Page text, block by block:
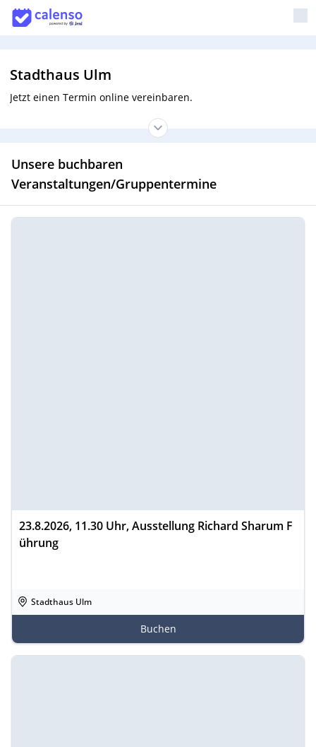
Stadthaus Ulm
Jetzt einen Termin online vereinbaren.
Unsere buchbaren
Veranstaltungen/Gruppentermine
23.8.2026, 11.30 Uhr, Ausstellung Richard Sharum F
ührung
Stadthaus Ulm
Buchen